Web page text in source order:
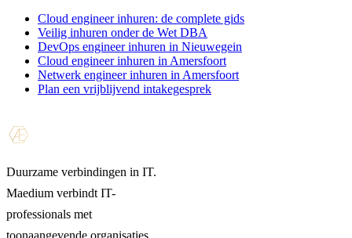
Cloud engineer inhuren: de complete gids
Veilig inhuren onder de Wet DBA
DevOps engineer inhuren in Nieuwegein
Cloud engineer inhuren in Amersfoort
Netwerk engineer inhuren in Amersfoort
Plan een vrijblijvend intakegesprek
Duurzame verbindingen in IT.
Maedium verbindt IT-
professionals met
toonaangevende organisaties.